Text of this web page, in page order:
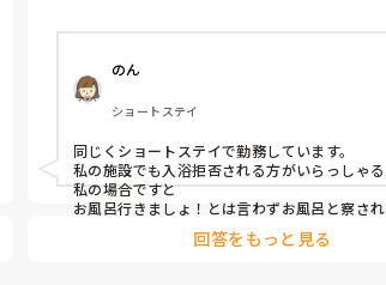
のん
ショートステイ
同じくショートステイで勤務しています。
私の施設でも入浴拒否される方がいらっしゃ
私の場合ですと
お風呂行きましょ！とは言わずお風呂と察さ
「私が今から一緒に素敵な場所に連れていきま
口上手く言います笑 回答をもっと見る